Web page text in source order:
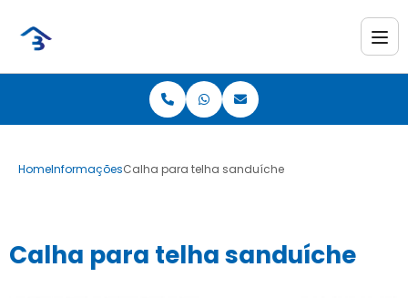
HomeInformaçõesCalha para telha sanduíche
Calha para telha sanduíche